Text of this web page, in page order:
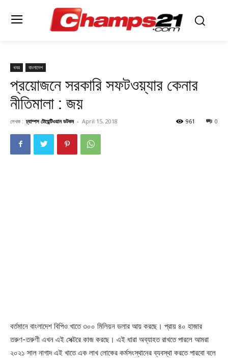
খবর বাংলাদেশ
প্রয়োজনে সরকারি সফটওয়্যার কেনার
নীতিমালা : জয়
লেখক : চ্যাম্পস টোয়েন্টিওয়ান ডটকম - April 15, 2018 0
961
বর্তমানে বাংলাদেশ বিপিও খাতে ৩০০ মিলিয়ন ডলার আয় করছে। প্রায় ৪০ হাজার
তরুণ-তরুণী এখন এই সেক্টরে কাজ করছে। এই ধারা অব্যাহত রাখতে পারলে আমরা
২০২১ সাল নাগাদ এই খাতে এক লাখ লোকের কর্মসংস্থানের ব্যবস্থা করতে পারবো বলে